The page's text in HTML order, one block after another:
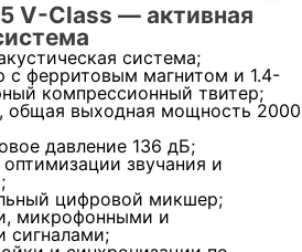
V-Class — активная
система;
ферритовым магнитом и 1.4-
компрессионный твитер;
общая выходная мощность 2000
давление 136 дБ;
звучания и
цифровой микшер;
микрофонными и
сигналами;